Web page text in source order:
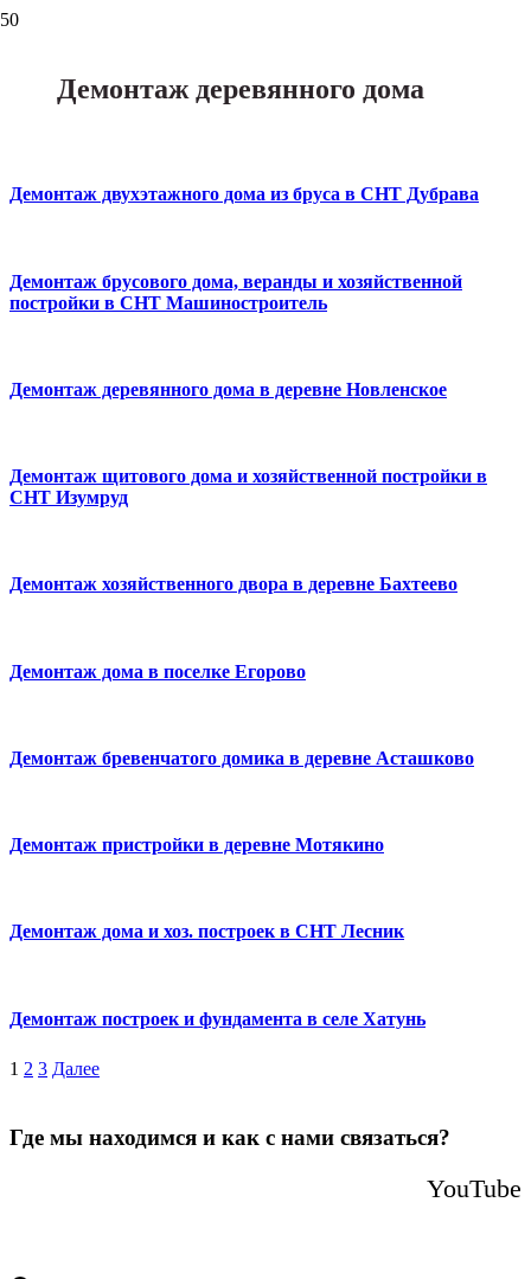
Демонтаж деревянного дома
Демонтаж двухэтажного дома из бруса в СНТ Дубрава
Демонтаж брусового дома, веранды и хозяйственной
постройки в СНТ Машиностроитель
Демонтаж деревянного дома в деревне Новленское
Демонтаж щитового дома и хозяйственной постройки в
СНТ Изумруд
Демонтаж хозяйственного двора в деревне Бахтеево
Демонтаж дома в поселке Егорово
Демонтаж бревенчатого домика в деревне Асташково
Демонтаж пристройки в деревне Мотякино
Демонтаж дома и хоз. построек в СНТ Лесник
Демонтаж построек и фундамента в селе Хатунь
1 2 3 Далее
Где мы находимся и как с нами связаться?
YouTube